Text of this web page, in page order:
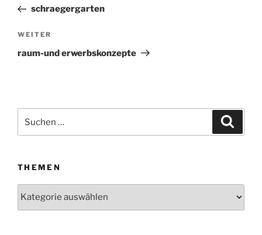
Beitrag
schraegergarten
Nächster
Beitrag
WEITER
raum-und erwerbskonzepte
nach:
THEMEN
Themen